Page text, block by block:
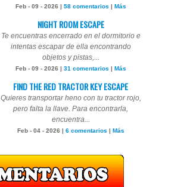
Feb - 09 - 2026 | 58 comentarios | Más
NIGHT ROOM ESCAPE
Te encuentras encerrado en el dormitorio e
intentas escapar de ella encontrando
objetos y pistas,...
Feb - 09 - 2026 | 31 comentarios | Más
FIND THE RED TRACTOR KEY ESCAPE
Quieres transportar heno con tu tractor rojo,
pero falta la llave. Para encontrarla,
encuentra...
Feb - 04 - 2026 | 6 comentarios | Más